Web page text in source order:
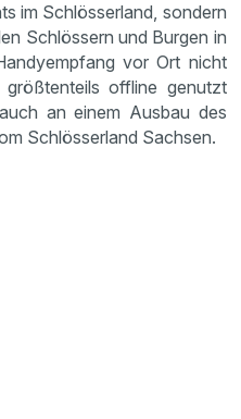
im Schlösserland, sondern
Schlössern und Burgen in
vor Ort nicht
offline genutzt
an einem Ausbau des
Schlösserland Sachsen.